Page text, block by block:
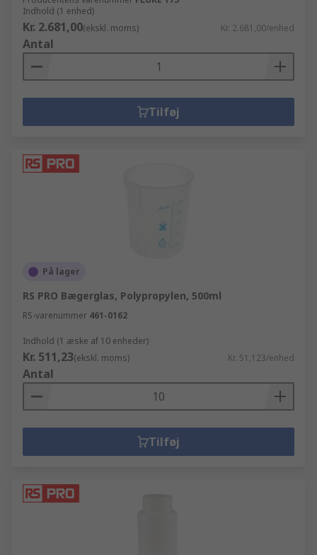
Indhold (1 enhed)
Kr. 2.681,00(ekskl. moms) Kr. 2.681,00/enhed
Antal
Tilføj
På lager
RS PRO Bægerglas, Polypropylen, 500ml
RS-varenummer 461-0162
Indhold (1 æske af 10 enheder)
Kr. 511,23(ekskl. moms) Kr. 51,123/enhed
Antal
Tilføj